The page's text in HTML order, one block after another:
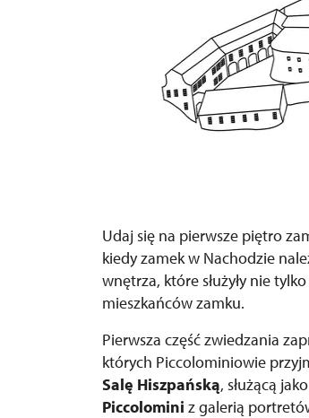
Udaj się na pierwsze piętro
kiedy zamek w Nachodzie
wnętrza, które służyły nie
mieszkańców zamku.
Pierwsza część zwiedzania
których Piccolominiowie
Salę Hiszpańską, służącą
Piccolomini z galerią